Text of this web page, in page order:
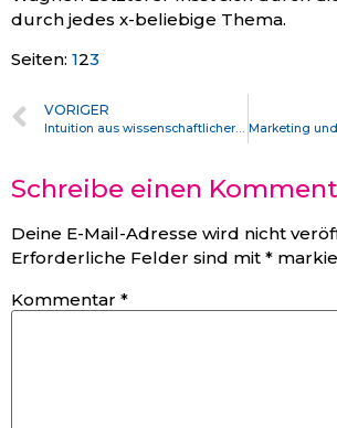
durch jedes x-beliebige Thema.
Seiten: 123
VORIGER
Intuition aus wissenschaftlicher Sicht (TED Vortrag Lisa Feldman Barrett)
Schreibe einen
Deine E-Mail-Adresse wird nicht
Erforderliche Felder sind mit *
Kommentar *